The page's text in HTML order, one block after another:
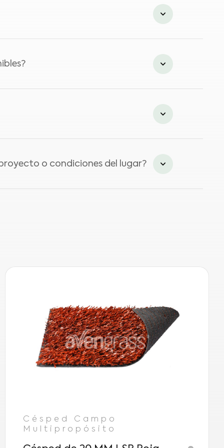
las aplicaciones de césped natural
la construcción de un campo de golf, se
para jugadores experimentados
futuro mejor.
para un drenaje adecuado. Luego, se
o condiciones del lugar?
Césped Campo
Multipropósito